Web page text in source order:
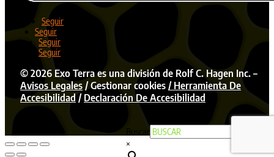
×
Seguir
Seguir
Seguir
Seguir
© 2026 Exo Terra es una división de Rolf C. Hagen Inc. –
Avisos Legales /Gestionar cookies / Herramienta De
Accesibilidad / Declaración De Accesibilidad